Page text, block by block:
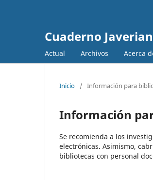
Cuaderno
Actual Archivos Acerca
Inicio / Información para
Información
Se recomienda a los
electrónicas. Asimismo,
bibliotecas con personal